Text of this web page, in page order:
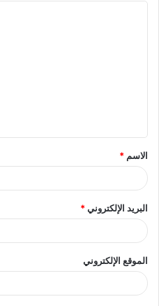
ق
*
الاسم *
البريد الإلكتروني*
الموقع الإلكتروني